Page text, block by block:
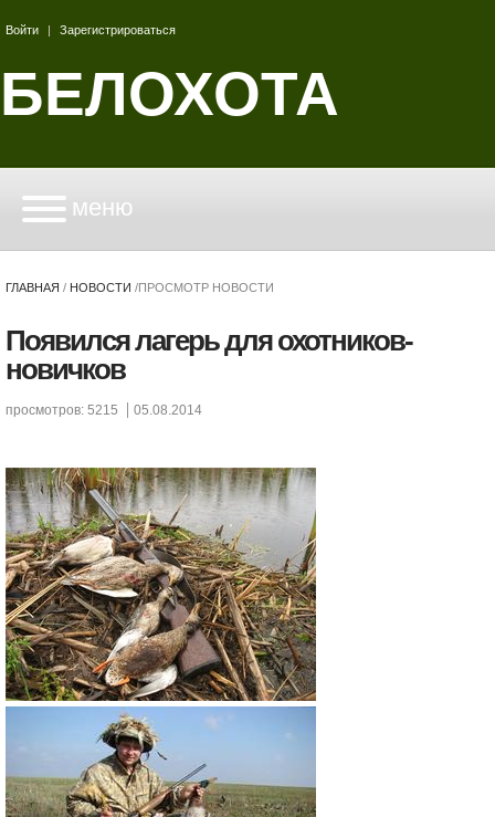
Войти | Зарегистрироваться
БЕЛОХОТА
меню
ГЛАВНАЯ / НОВОСТИ /ПРОСМОТР НОВОСТИ
Появился лагерь для охотников-
новичков
просмотров: 5215 05.08.2014